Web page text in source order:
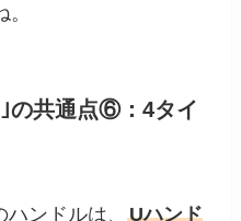
の共通点⑥：4タイ
ハンドルは、Uハンド